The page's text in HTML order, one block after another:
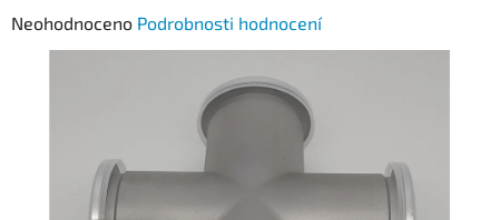
Průměrné
hodnocení
Neohodnoceno Podrobnosti hodnocení